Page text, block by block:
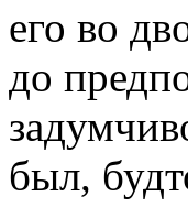
его во
до
был,